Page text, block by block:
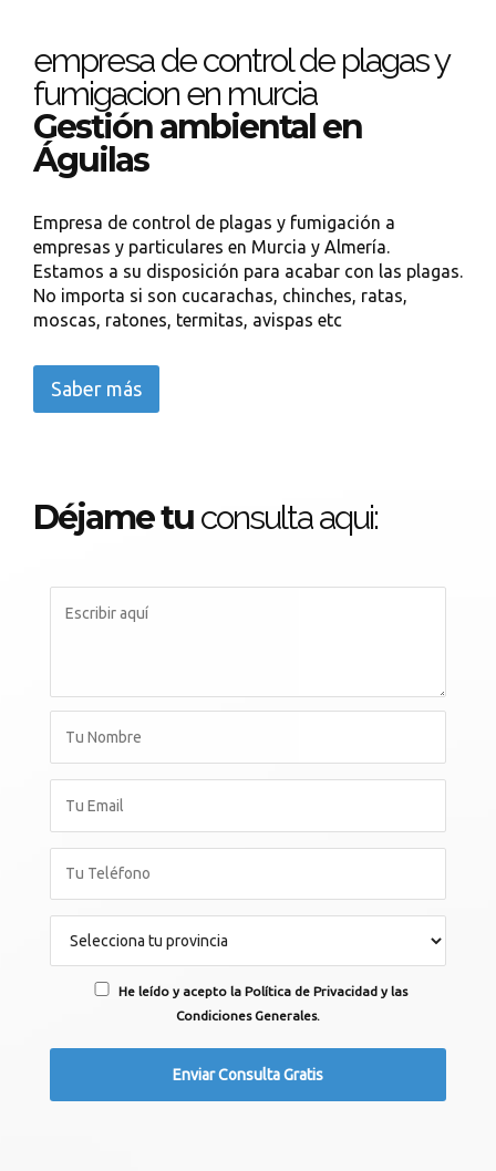
empresa de control de plagas y
fumigacion en murcia
Gestión ambiental en
Águilas
Empresa de control de plagas y fumigación a
empresas y particulares en Murcia y Almería.
Estamos a su disposición para acabar con las plagas.
No importa si son cucarachas, chinches, ratas,
moscas, ratones, termitas, avispas etc
Saber más
Déjame tu consulta aqui:
He leído y acepto la Política de Privacidad y las
Condiciones Generales.